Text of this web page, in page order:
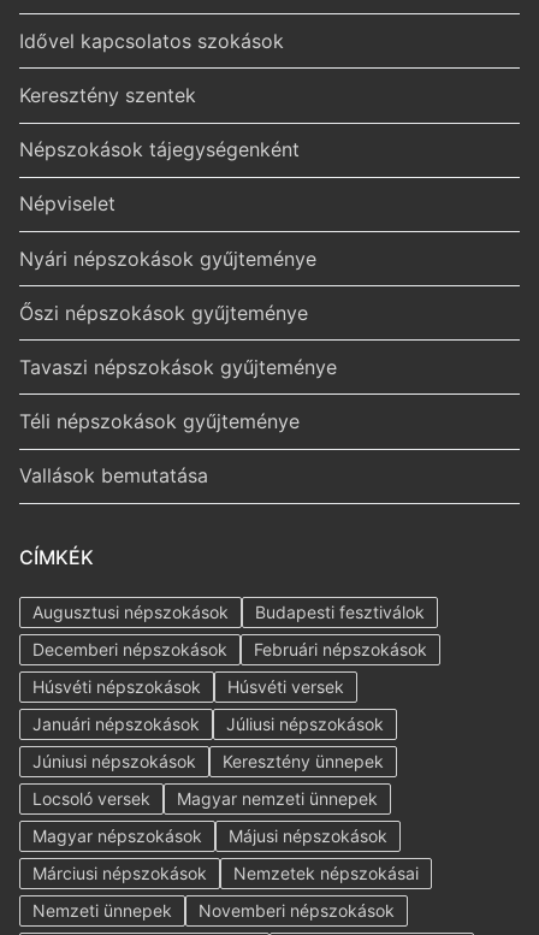
Idővel kapcsolatos szokások
Keresztény szentek
Népszokások tájegységenként
Népviselet
Nyári népszokások gyűjteménye
Őszi népszokások gyűjteménye
Tavaszi népszokások gyűjteménye
Téli népszokások gyűjteménye
Vallások bemutatása
CÍMKÉK
Augusztusi népszokások
Budapesti fesztiválok
Decemberi népszokások
Februári népszokások
Húsvéti népszokások
Húsvéti versek
Januári népszokások
Júliusi népszokások
Júniusi népszokások
Keresztény ünnepek
Locsoló versek
Magyar nemzeti ünnepek
Magyar népszokások
Májusi népszokások
Márciusi népszokások
Nemzetek népszokásai
Nemzeti ünnepek
Novemberi népszokások